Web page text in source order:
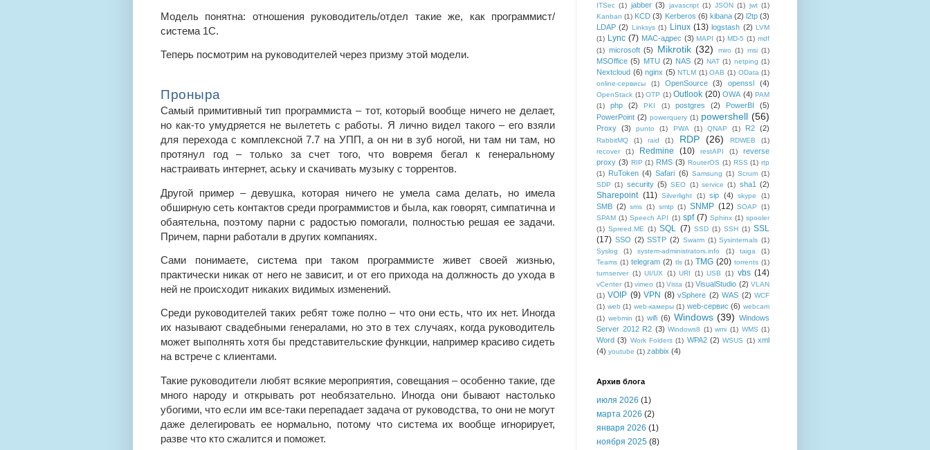
Модель понятна: отношения руководитель/отдел такие же, как программист/
система 1С.
Теперь посмотрим на руководителей через призму этой модели.
Проныра
Самый примитивный тип программиста – тот, который вообще ничего не делает,
но как-то умудряется не вылететь с работы. Я лично видел такого – его взяли
для перехода с комплексной 7.7 на УПП, а он ни в зуб ногой, ни там ни там, но
протянул год – только за счет того, что вовремя бегал к генеральному
настраивать интернет, аську и скачивать музыку с торрентов.
Другой пример – девушка, которая ничего не умела сама делать, но имела
обширную сеть контактов среди программистов и была, как говорят, симпатична и
обаятельна, поэтому парни с радостью помогали, полностью решая ее задачи.
Причем, парни работали в других компаниях.
Сами понимаете, система при таком программисте живет своей жизнью,
практически никак от него не зависит, и от его прихода на должность до ухода в
ней не происходит никаких видимых изменений.
Среди руководителей таких ребят тоже полно – что они есть, что их нет. Иногда
их называют свадебными генералами, но это в тех случаях, когда руководитель
может выполнять хотя бы представительские функции, например красиво сидеть
на встрече с клиентами.
Такие руководители любят всякие мероприятия, совещания – особенно такие, где
много народу и открывать рот необязательно. Иногда они бывают настолько
убогими, что если им все-таки перепадает задача от руководства, то они не могут
даже делегировать ее нормально, потому что система их вообще игнорирует,
разве что кто сжалится и поможет.
ITSec (1) jabber (3) javascript (1) JSON (1) jwt (1)
Kanban (1) KCD (3) Kerberos (6) kibana (2) l2tp (3)
LDAP (2) Linksys (1) Linux (13) logstash (2) LVM
(1) Lync (7) MAC-адрес (3) MAPI (1) MD-5 (1) mdf
(1) microsoft (5) Mikrotik (32) miro (1) msi (1)
MSOffice (5) MTU (2) NAS (2) NAT (1) netping (1)
Nextcloud (6) nginx (5) NTLM (1) OAB (1) OData (1)
online-сервисы
(1) OpenSource (3) openssl (4)
OpenStack (1) OTP (1) Outlook (20) OWA (4) PAM
(1)
php (2) PKI (1) postgres (2) PowerBI
(5)
PowerPoint (2) powerquery (1) powershell (56)
Proxy (3) punto (1) PWA (1) QNAP (1) R2 (2)
RabbitMQ (1) raid (1) RDP (26) RDWEB
(1)
recover
(1) Redmine (10) restAPI (1)
reverse
proxy (3) RIP (1) RMS (3) RouterOS (1) RSS (1) rtp
(1) RuToken (4) Safari (6) Samsung (1) Scrum (1)
SDP (1) security (5) SEO (1) service (1) sha1 (2)
Sharepoint (11) Silverlight (1) sip (4) skype (1)
SMB (2) sms (1) smtp (1) SNMP (12) SOAP
(1)
SPAM (1) Speech API (1) spf (7) Sphinx (1) spooler
(1) Spreed.ME (1) SQL (7) SSD (1) SSH (1) SSL
(17) SSO (2) SSTP (2) Swarm (1) Sysinternals (1)
Syslog
(1) system-administrators.info (1) taiga
(1)
Teams (1) telegram (2) tls (1) TMG (20) torrents (1)
turnserver (1) UI/UX (1) URI (1) USB (1) vbs (14)
vCenter (1) vimeo (1) Vista (1) VisualStudio (2) VLAN
(1) VOIP (9) VPN (8) vSphere (2) WAS (2) WCF
(1) web (1) web-камеры (1) web-сервис (6) webcam
(1) webmin (1) wifi (6) Windows (39) Windows
Server 2012 R2 (3) Windows8 (1) wmi (1) WMS (1)
Word (3) Work Folders (1) WPA2 (2) WSUS (1) xml
(4) youtube (1) zabbix (4)
Архив блога
июля 2026 (1)
марта 2026 (2)
января 2026 (1)
ноября 2025 (8)